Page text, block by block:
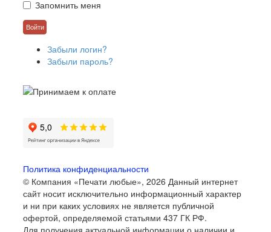
Запомнить меня
Забыли логин?
Забыли пароль?
Политика конфиденциальности
© Компания «Печати любые», 2026 Данный интернет
сайт носит исключительно информационный характер
и ни при каких условиях не является публичной
офертой, определяемой статьями 437 ГК РФ.